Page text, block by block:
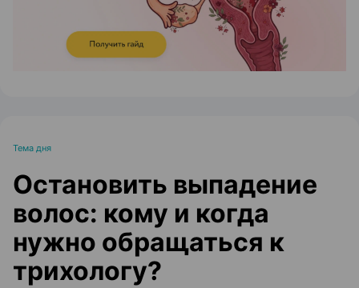
Тема дня
Остановить выпадение
волос: кому и когда
нужно обращаться к
трихологу?